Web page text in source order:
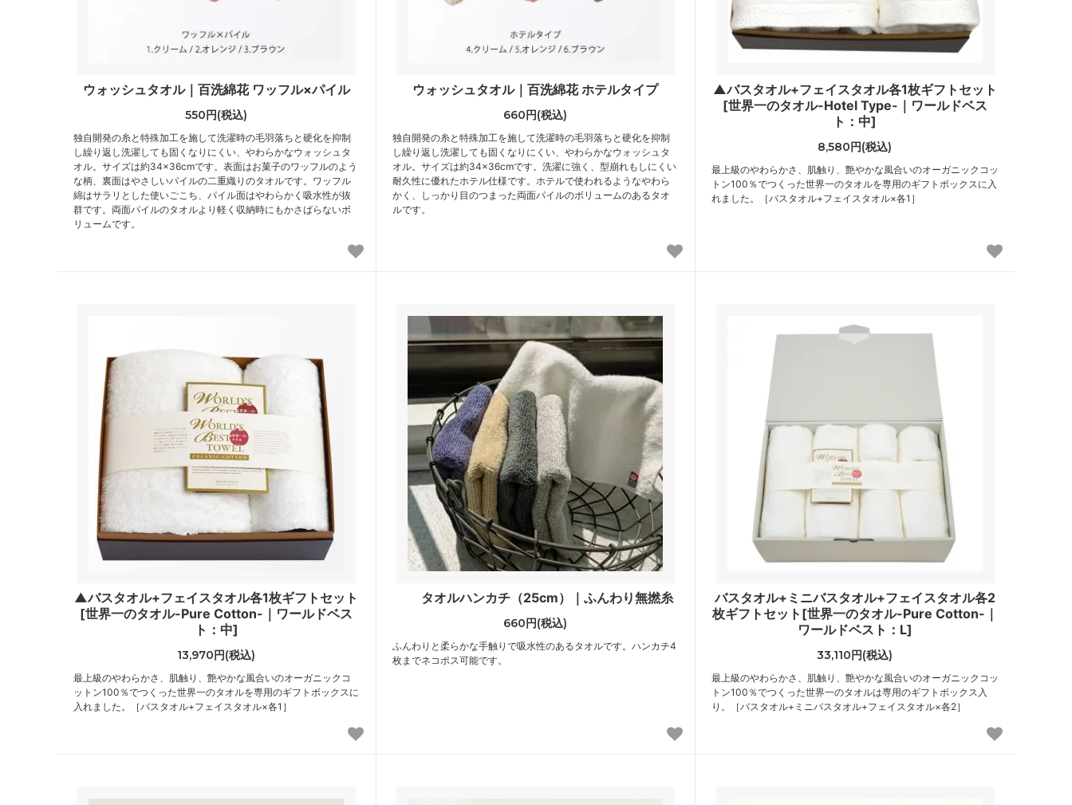
ウォッシュタオル｜百洗綿花 ワッフル×パイル
550円(税込)
独自開発の糸と特殊加工を施して洗濯時の毛羽落ちと硬化を抑制
し繰り返し洗濯しても固くなりにくい、やわらかなウォッシュタ
オル。サイズは約34×36cmです。表面はお菓子のワッフルのよう
な柄、裏面はやさしいパイルの二重織りのタオルです。ワッフル
綿はサラリとした使いごこち、パイル面はやわらかく吸水性が抜
群です。両面パイルのタオルより軽く収納時にもかさばらないボ
リュームです。
ウォッシュタオル｜百洗綿花 ホテルタイプ
660円(税込)
独自開発の糸と特殊加工を施して洗濯時の毛羽落ちと硬化を抑制
し繰り返し洗濯しても固くなりにくい、やわらかなウォッシュタ
オル。サイズは約34×36cmです。洗濯に強く、型崩れもしにくい
耐久性に優れたホテル仕様です。ホテルで使われるようなやわら
かく、しっかり目のつまった両面パイルのボリュームのあるタオ
ルです。
▲バスタオル+フェイスタオル各1枚ギフトセット
[世界一のタオル-Hotel Type-｜ワールドベス
ト：中]
8,580円(税込)
最上級のやわらかさ、肌触り、艶やかな風合いのオーガニックコッ
トン100％でつくった世界一のタオルを専用のギフトボックスに入
れました。［バスタオル+フェイスタオル×各1］
▲バスタオル+フェイスタオル各1枚ギフトセット
[世界一のタオル-Pure Cotton-｜ワールドベス
ト：中]
13,970円(税込)
最上級のやわらかさ、肌触り、艶やかな風合いのオーガニックコ
ットン100％でつくった世界一のタオルを専用のギフトボックスに
入れました。［バスタオル+フェイスタオル×各1］
タオルハンカチ（25cm）｜ふんわり無撚糸
660円(税込)
ふんわりと柔らかな手触りで吸水性のあるタオルです。ハンカチ4
枚までネコポス可能です。
バスタオル+ミニバスタオル+フェイスタオル各2
枚ギフトセット[世界一のタオル-Pure Cotton-｜
ワールドベスト：L]
33,110円(税込)
最上級のやわらかさ、肌触り、艶やかな風合いのオーガニックコッ
トン100％でつくった世界一のタオルは専用のギフトボックス入
り。［バスタオル+ミニバスタオル+フェイスタオル×各2］